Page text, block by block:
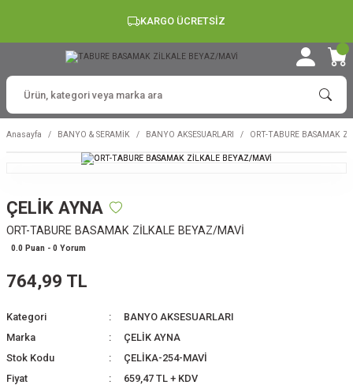
KARGO ÜCRETSİZ
Anasayfa BANYO & SERAMİK BANYO AKSESUARLARI ORT-TABURE BASAMAK
ÇELİK AYNA
ORT-TABURE BASAMAK ZİLKALE BEYAZ/MAVİ
0.0 Puan - 0 Yorum
764,99 TL
Kategori
BANYO AKSESUARLARI
Marka
ÇELİK AYNA
Stok Kodu
ÇELİKA-254-MAVİ
Fiyat
659,47 TL + KDV